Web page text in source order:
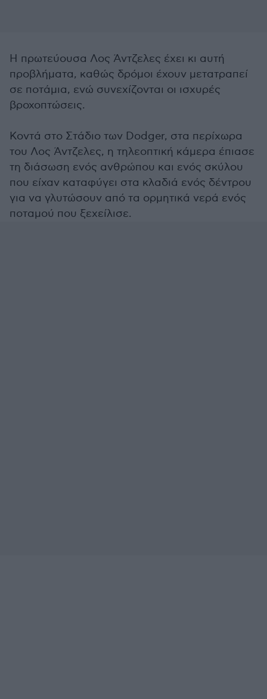
Η πρωτεύουσα Λος Άντζελες έχει κι αυτή
προβλήματα, καθώς δρόμοι έχουν μετατραπεί
σε ποτάμια, ενώ συνεχίζονται οι ισχυρές
βροχοπτώσεις.
Κοντά στο Στάδιο των Dodger, στα περίχωρα
του Λος Άντζελες, η τηλεοπτική κάμερα έπιασε
τη διάσωση ενός ανθρώπου και ενός σκύλου
που είχαν καταφύγει στα κλαδιά ενός δέντρου
για να γλυτώσουν από τα ορμητικά νερά ενός
ποταμού που ξεχείλισε.